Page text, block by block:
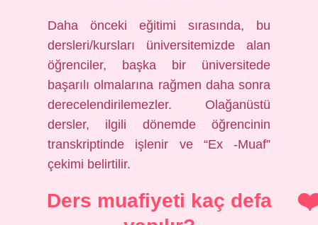
Daha önceki eğitimi sırasında, bu
dersleri/kursları üniversitemizde alan
öğrenciler, başka bir üniversitede
başarılı olmalarına rağmen daha sonra
derecelendirilemezler. Olağanüstü
dersler, ilgili dönemde öğrencinin
transkriptinde işlenir ve “Ex -Muaf”
çekimi belirtilir.
Ders muafiyeti kaç defa